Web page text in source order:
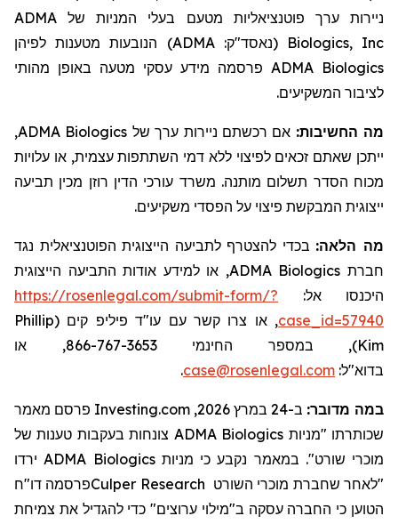
ניירות ערך פוטנציאליות מטעם בעלי המניות של ADMA
Biologics, Inc
(נאסד"ק:ADMA
) הנובעות מטענות לפיהן
ADMA Biologics פרסמה מידע עסקי מטעה באופן מהותי
לציבור המשקיעים.
מה החשיבות: אם רכשתם ניירות ערך של ADMA Biologics
,
ייתכן שאתם זכאים לפיצוי ללא דמי השתתפות עצמית, או עלויות
מכוח הסדר תשלום מותנה. משרד עורכי הדין רוזן מכין תביעה
ייצוגית המבקשת פיצוי על הפסדי משקיעים.
מה הלאה: בכדי להצטרף לתביעה הייצוגית הפוטנציאלית נגד
חברת ADMA Biologics, או למידע אודות התביעה הייצוגית
היכנסו אל: https://rosenlegal.com/submit-form/?
case_id=57940, או צרו קשר עם עו"ד פיליפ קים (Phillip
Kim
), במספר החינמי 866-767-3653, או
בדוא"ל: case@rosenlegal.com
.
במה מדובר: ב-24 במרץ 2026, Investing.com פרסם מאמר
שכותרתו "מניות ADMA Biologics צונחות בעקבות טענות של
מוכרי שורט". במאמר נקבע כי מניותADMA Biologicsירדו
"לאחר שחברת מוכרי השורט Culper Researchפרסמה דו"ח
הטוען כי החברה עסקה ב"מילוי ערוצים" כדי להגדיל את צמיחת